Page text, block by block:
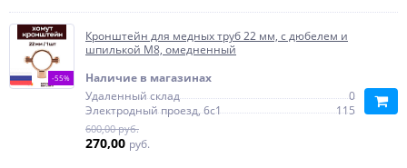
-55%
Кронштейн для медных труб 22 мм, с дюбелем и
шпилькой М8, омедненный
Наличие в магазинах
Удаленный склад
0
Электродный проезд, 6с1
115
600,00 руб.
270,00 руб.